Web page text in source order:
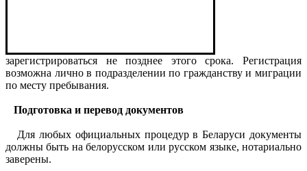
зарегистрироваться не позднее этого срока. Регистрация
возможна лично в подразделении по гражданству и миграции
по месту пребывания.
Подготовка и перевод документов
Для любых официальных процедур в Беларуси документы
должны быть на белорусском или русском языке, нотариально
заверены.